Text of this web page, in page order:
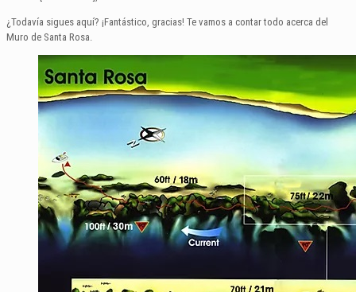
¿Todavía sigues aquí? ¡Fantástico, gracias! Te vamos a contar todo acerca del
Muro de Santa Rosa.